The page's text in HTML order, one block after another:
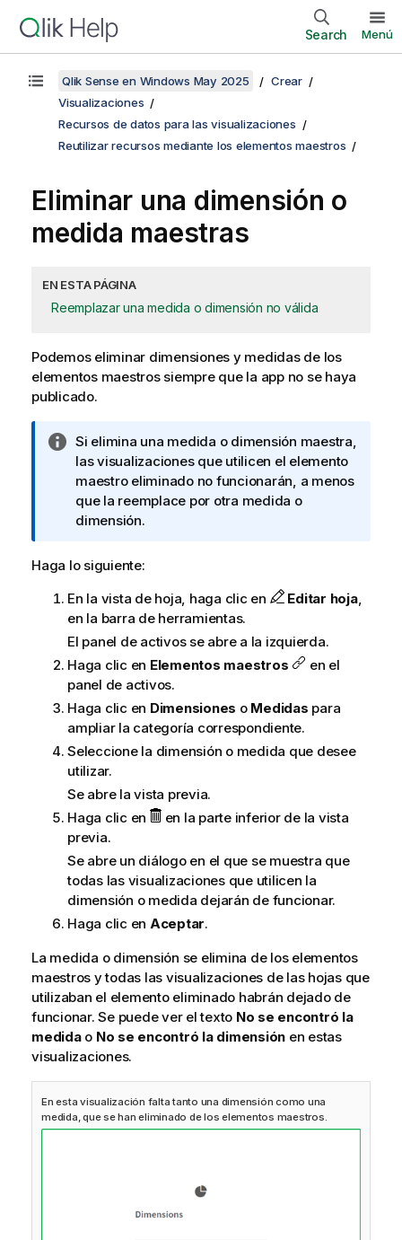
Search Menú
Qlik Sense en Windows May 2025
Crear
Visualizaciones
Recursos de datos para las visualizaciones
Reutilizar recursos mediante los elementos maestros
Eliminar una dimensión o
medida maestras
EN ESTA PÁGINA
Reemplazar una medida o dimensión no válida
Podemos eliminar dimensiones y medidas de los
elementos maestros siempre que la app no se haya
publicado.
N
o
t
a
i
f
r
m
a
t
i
a
Si elimina una medida o dimensión maestra,
las visualizaciones que utilicen el elemento
maestro eliminado no funcionarán, a menos
que la reemplace por otra medida o
dimensión.
Haga lo siguiente:
En la vista de hoja, haga clic en
Editar hoja,
en la barra de herramientas.
El panel de activos se abre a la izquierda.
Haga clic en Elementos maestros
en el
panel de activos.
Haga clic en Dimensiones o Medidas para
ampliar la categoría correspondiente.
Seleccione la dimensión o medida que desee
utilizar.
Se abre la vista previa.
Haga clic en
en la parte inferior de la vista
previa.
Se abre un diálogo en el que se muestra que
todas las visualizaciones que utilicen la
dimensión o medida dejarán de funcionar.
Haga clic en Aceptar.
La medida o dimensión se elimina de los elementos
maestros y todas las visualizaciones de las hojas que
utilizaban el elemento eliminado habrán dejado de
funcionar. Se puede ver el texto No se encontró la
medidao No se encontró la dimensión en estas
visualizaciones.
En esta visualización falta tanto una dimensión como una
medida, que se han eliminado de los elementos maestros.